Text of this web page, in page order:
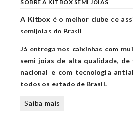
SOBRE A KITBOX SEMI JOIAS
A Kitbox é o melhor clube de
semijoias do Brasil.
Já entregamos caixinhas com
semi joias de alta qualidade, de
nacional e com tecnologia
todos os estado de Brasil.
Saiba mais